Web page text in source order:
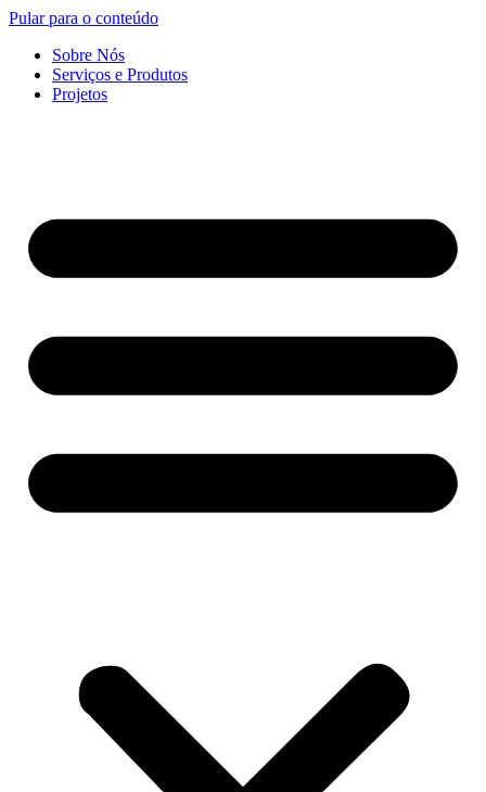
Pular para o conteúdo
Sobre Nós
Serviços e Produtos
Projetos